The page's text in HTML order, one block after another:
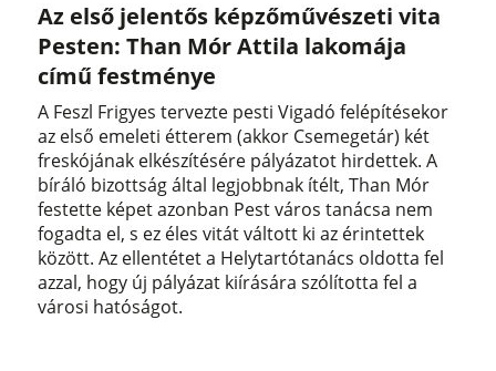
Az első jelentős képzőművészeti vita
Pesten: Than Mór Attila lakomája
című festménye
A Feszl Frigyes tervezte pesti Vigadó felépítésekor
az első emeleti étterem (akkor Csemegetár) két
freskójának elkészítésére pályázatot hirdettek. A
bíráló bizottság által legjobbnak ítélt, Than Mór
festette képet azonban Pest város tanácsa nem
fogadta el, s ez éles vitát váltott ki az érintettek
között. Az ellentétet a Helytartótanács oldotta fel
azzal, hogy új pályázat kiírására szólította fel a
városi hatóságot.